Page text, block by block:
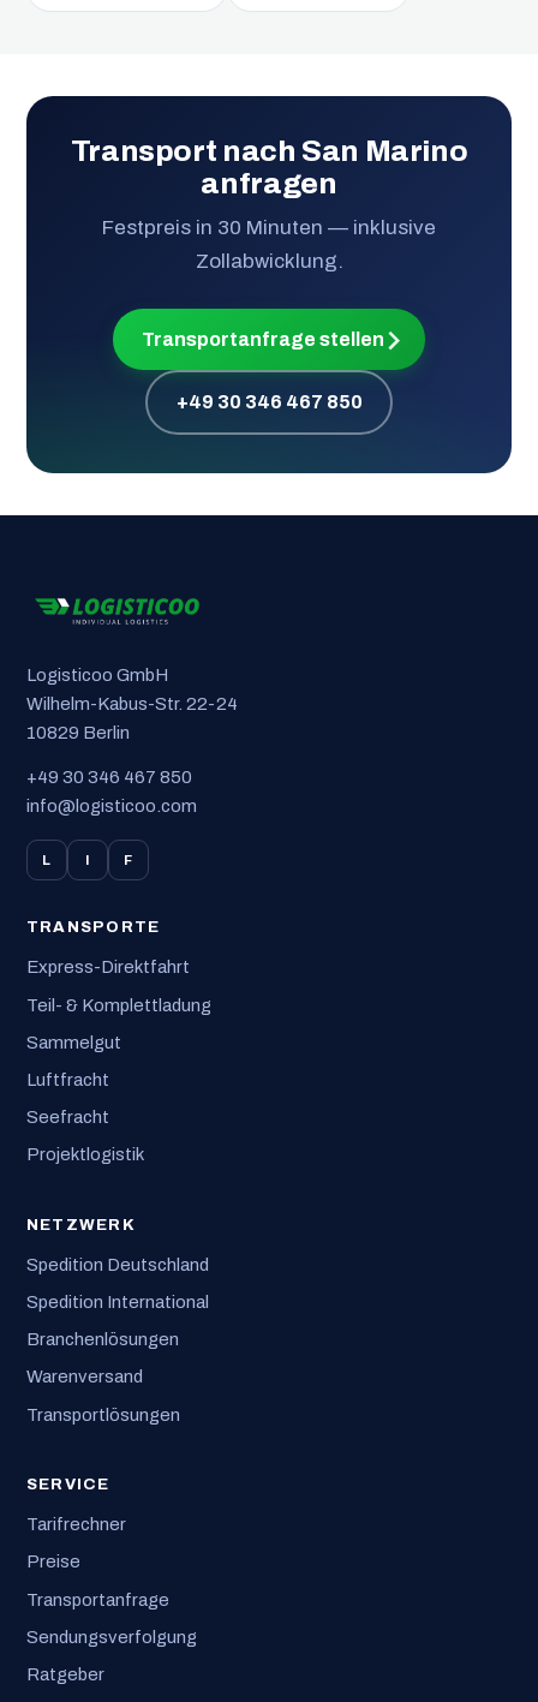
Transport nach San Marino
anfragen
Festpreis in 30 Minuten — inklusive
Zollabwicklung.
Transportanfrage stellen
+49 30 346 467 850
Logisticoo GmbH
Wilhelm-Kabus-Str. 22-24
10829 Berlin
+49 30 346 467 850
info@logisticoo.com
L I F
TRANSPORTE
Express-Direktfahrt
Teil- & Komplettladung
Sammelgut
Luftfracht
Seefracht
Projektlogistik
NETZWERK
Spedition Deutschland
Spedition International
Branchenlösungen
Warenversand
Transportlösungen
SERVICE
Tarifrechner
Preise
Transportanfrage
Sendungsverfolgung
Ratgeber